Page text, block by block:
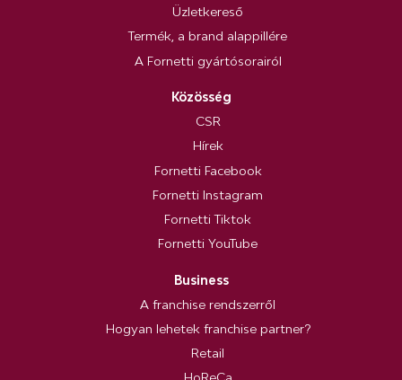
Üzletkereső
Termék, a brand alappillére
A Fornetti gyártósorairól
Közösség
CSR
Hírek
Fornetti Facebook
Fornetti Instagram
Fornetti Tiktok
Fornetti YouTube
Business
A franchise rendszerről
Hogyan lehetek franchise partner?
Retail